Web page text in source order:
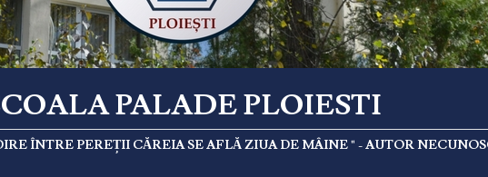
PALADE PLOIESTI
ÎNTRE PEREȚII CĂREIA SE AFLĂ ZIUA DE MÂINE " - AUTOR